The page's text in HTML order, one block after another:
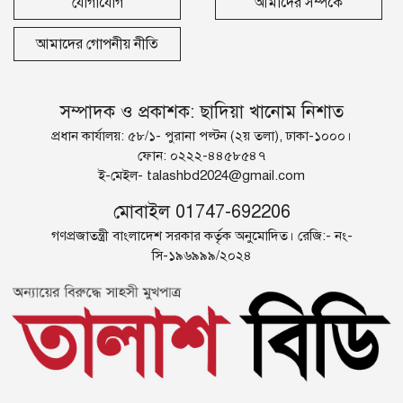
আমাদের গোপনীয় নীতি
সম্পাদক ও প্রকাশক: ছাদিয়া খানোম নিশাত
প্রধান কার্যালয়: ৫৮/১- পুরানা পল্টন (২য় তলা), ঢাকা-১০০০।
ফোন: ০২২২-৪৪৫৮৫৪৭
ই-মেইল- talashbd2024@gmail.com
মোবাইল 01747-692206
গণপ্রজাতন্ত্রী বাংলাদেশ সরকার কর্তৃক অনুমোদিত। রেজি:- নং-
সি-১৯৬৯৯৯/২০২৪